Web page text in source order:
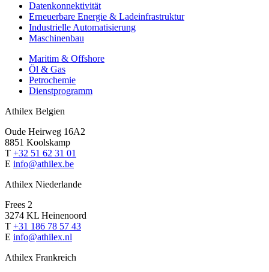
Datenkonnektivität
Erneuerbare Energie & Ladeinfrastruktur
Industrielle Automatisierung
Maschinenbau
Maritim & Offshore
Öl & Gas
Petrochemie
Dienstprogramm
Athilex Belgien
Oude Heirweg 16A2
8851 Koolskamp
T +32 51 62 31 01
E info@athilex.be
Athilex Niederlande
Frees 2
3274 KL Heinenoord
T +31 186 78 57 43
E info@athilex.nl
Athilex Frankreich